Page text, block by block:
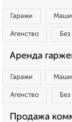
Гаражи
Агенство
Аренда
Гаражи
Агенство
Продажа